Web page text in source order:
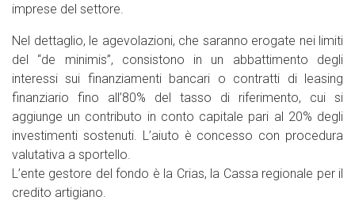
imprese del settore.
Nel dettaglio, le agevolazioni, che saranno erogate nei limiti
del “de minimis”, consistono in un abbattimento degli
interessi sui finanziamenti bancari o contratti di leasing
finanziario fino all’80% del tasso di riferimento, cui si
aggiunge un contributo in conto capitale pari al 20% degli
investimenti sostenuti. L’aiuto è concesso con procedura
valutativa a sportello.
L’ente gestore del fondo è la Crias, la Cassa regionale per il
credito artigiano.